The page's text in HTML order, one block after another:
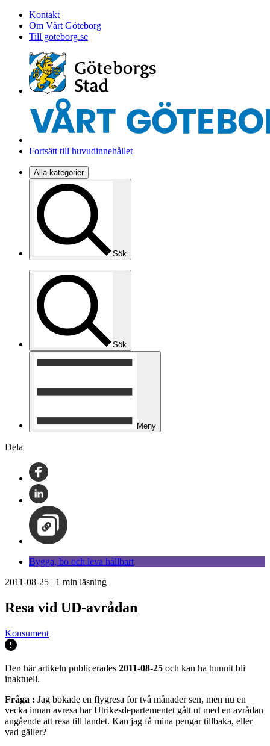
Kontakt
Om Vårt Göteborg
Till goteborg.se
Fortsätt till huvudinnehållet
Alla kategorier
Sök
Sök
Meny
Dela
Bygga, bo och leva hållbart
2011-08-25 | 1 min läsning
Resa vid UD-avrådan
Konsument
Den här artikeln publicerades 2011-08-25 och kan ha hunnit bli
inaktuell.
Fråga : Jag bokade en flygresa för två månader sen, men nu en
vecka innan avresa har Utrikesdepartementet gått ut med en avrådan
angående att resa till landet. Kan jag få mina pengar tillbaka, eller
vad gäller?